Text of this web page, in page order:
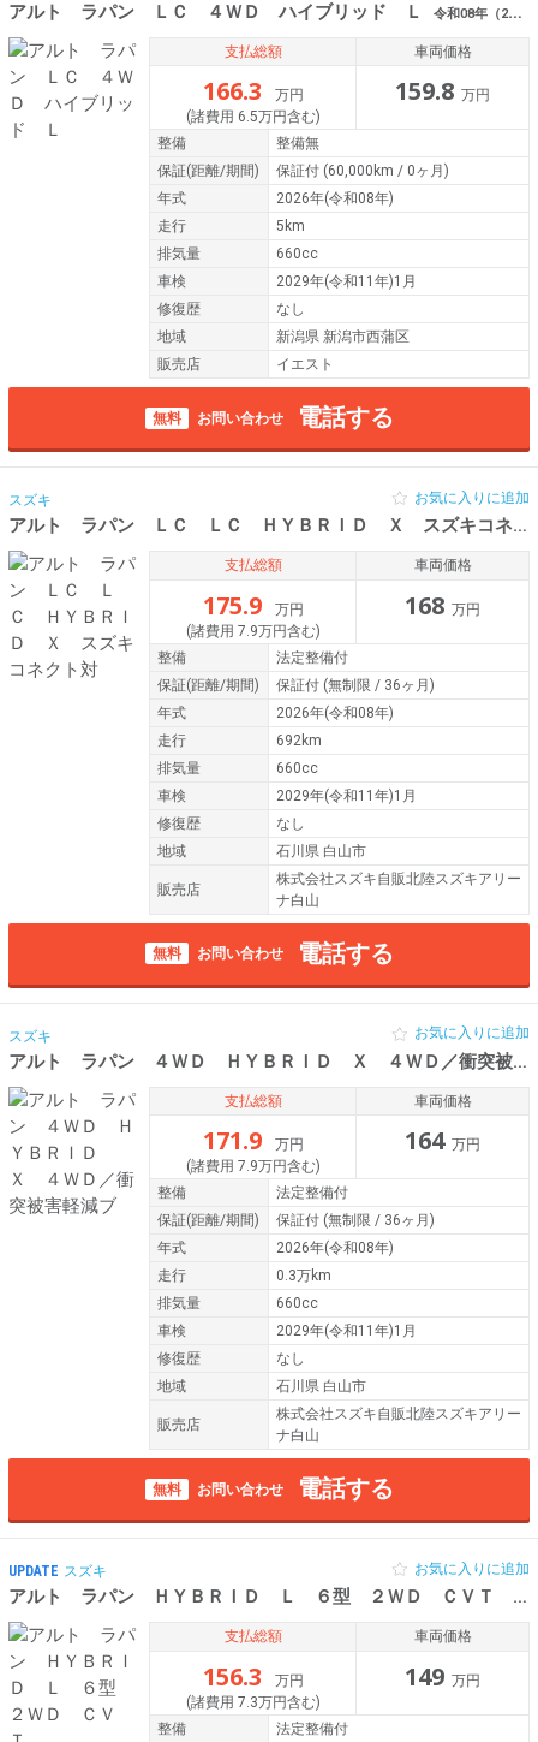
アルト ラパン ＬＣ ４ＷＤ ハイブリッド Ｌ 令和08年（2026年） 5km 新潟県新潟市西蒲区/新潟市南区
支払総額
166.3
万円
(諸費用 6.5万円含む)
車両価格
159.8 万円
整備
整備無
保証(距離/期間) 保証付 (60,000km / 0ヶ月)
年式
2026年(令和08年)
走行
5km
排気量
660cc
車検
2029年(令和11年)1月
修復歴
なし
地域
新潟県 新潟市西蒲区
販売店
イエスト
無料 お問い合わせ 電話する
スズキ
アルト ラパン ＬＣ ＬＣ ＨＹＢＲＩＤ Ｘ スズキコネクト対
お気に入りに追加
支払総額
175.9
万円
(諸費用 7.9万円含む)
車両価格
168 万円
整備
法定整備付
保証(距離/期間) 保証付 (無制限 / 36ヶ月)
年式
2026年(令和08年)
走行
692km
排気量
660cc
車検
2029年(令和11年)1月
修復歴
なし
地域
石川県 白山市
販売店
株式会社スズキ自販北陸スズキアリー
ナ白山
無料 お問い合わせ 電話する
スズキ
アルト ラパン ４ＷＤ ＨＹＢＲＩＤ Ｘ ４ＷＤ／衝突被害軽減ブ
お気に入りに追加
支払総額
171.9
万円
(諸費用 7.9万円含む)
車両価格
164 万円
整備
法定整備付
保証(距離/期間) 保証付 (無制限 / 36ヶ月)
年式
2026年(令和08年)
走行
0.3万km
排気量
660cc
車検
2029年(令和11年)1月
修復歴
なし
地域
石川県 白山市
販売店
株式会社スズキ自販北陸スズキアリー
ナ白山
無料 お問い合わせ 電話する
UPDATE スズキ
アルト ラパン ＨＹＢＲＩＤ Ｌ ６型 ２ＷＤ ＣＶＴ
お気に入りに追加
支払総額
156.3
万円
(諸費用 7.3万円含む)
車両価格
149 万円
整備
法定整備付